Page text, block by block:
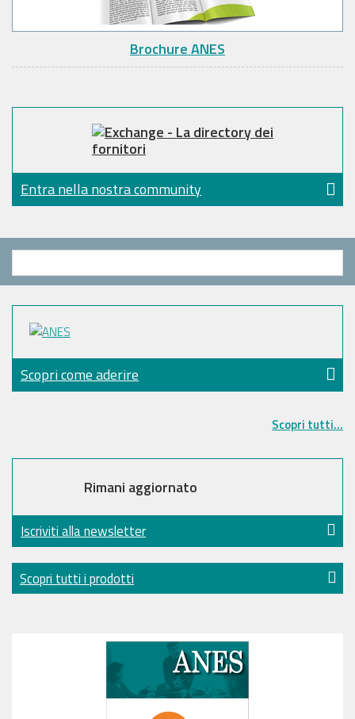
Brochure ANES
Entra nella nostra community
Scopri come aderire
Scopri tutti...
Rimani aggiornato
Iscriviti alla newsletter
Scopri tutti i prodotti